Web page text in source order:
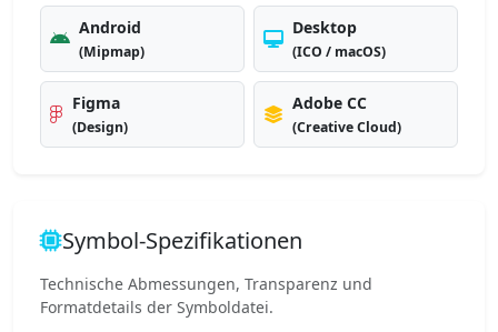
Android
(Mipmap)
Desktop
(ICO / macOS)
Figma
(Design)
Adobe CC
(Creative Cloud)
Symbol-Spezifikationen
Technische Abmessungen, Transparenz und
Formatdetails der Symboldatei.